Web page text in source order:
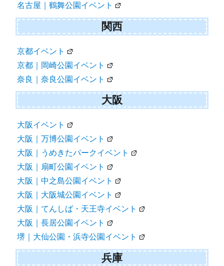
名古屋｜鶴舞公園イベント
関西
京都イベント
京都｜岡崎公園イベント
奈良｜奈良公園イベント
大阪
大阪イベント
大阪｜万博公園イベント
大阪｜うめきたパークイベント
大阪｜扇町公園イベント
大阪｜中之島公園イベント
大阪｜大阪城公園イベント
大阪｜てんしば・天王寺イベント
大阪｜長居公園イベント
堺｜大仙公園・浜寺公園イベント
兵庫